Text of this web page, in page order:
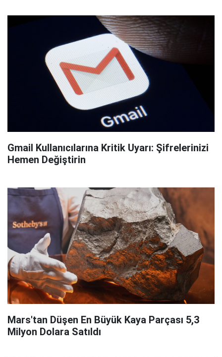
Gmail Kullanıcılarına Kritik Uyarı: Şifrelerinizi
Hemen Değiştirin
Mars'tan Düşen En Büyük Kaya Parçası 5,3
Milyon Dolara Satıldı